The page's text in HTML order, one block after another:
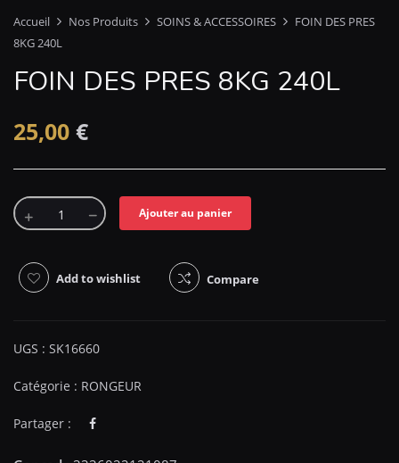
Accueil Nos Produits SOINS & ACCESSOIRES
FOIN DES PRES
8KG 240L
FOIN DES PRES 8KG 240L
25,00 €
Ajouter au panier
Add to wishlist Compare
UGS : SK16660
Catégorie : RONGEUR
Partager :